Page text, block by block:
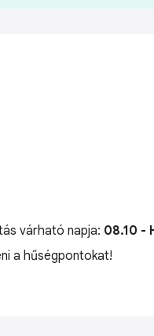
várható napja: 08.10 -
a hűségpontokat!